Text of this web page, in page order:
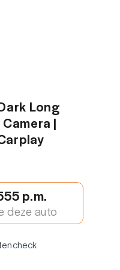
Long
|
p.m.
deze auto